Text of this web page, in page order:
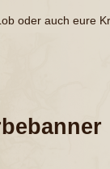
oder auch eure